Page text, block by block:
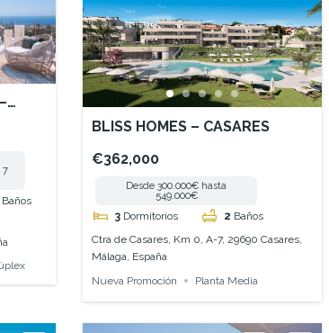
7
Baños
BLISS HOMES – CASARES
€362,000
Desde 300.000€ hasta
549.000€
3 Dormitorios 2 Baños
Ctra de Casares, Km 0, A-7, 29690 Casares,
Málaga, España
Nueva Promoción
Planta Media